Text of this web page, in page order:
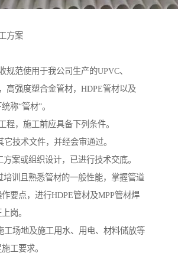
方案
规范使用于我公司生产的UPVC、
高强度塑合金管材，HDPE管材以及
称“管材”。
程，施工前应具备下列条件。
技术文件，并经会审通过。
案或组织设计，已进行技术交底。
培训且熟悉管材的一般性能，掌握管道
要点，进行HDPE管材及MPP管材焊
岗。
工场地及施工用水、用电、材料储放等
工要求。